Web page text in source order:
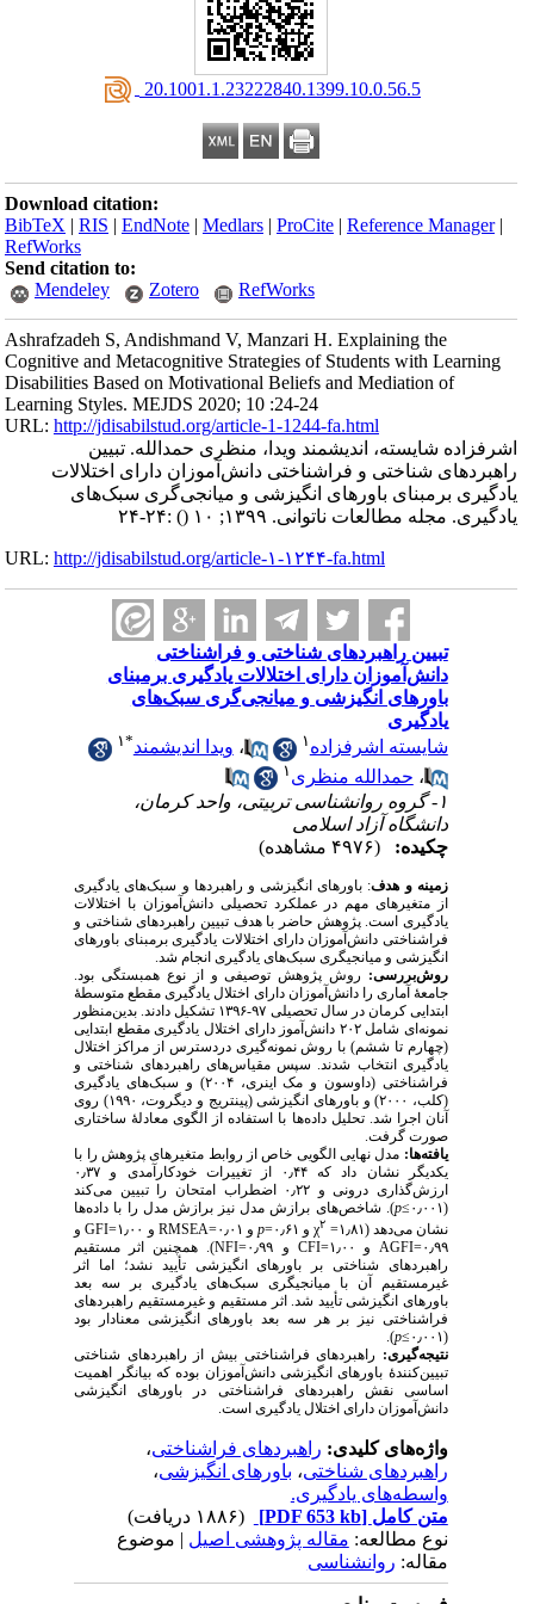
‎ 20.1001.1.23222840.1399.10.0.56.5
Download citation:
BibTeX |RIS |EndNote |Medlars |ProCite |Reference Manager
RefWorks
Send citation to:
Mendeley
Zotero RefWorks
Ashrafzadeh S, Andishmand V, Manzari H. Explaining the
Cognitive and Metacognitive Strategies of Students with Learning
Disabilities Based on Motivational Beliefs and Mediation of
Learning Styles. MEJDS 2020; 10 :24-24
URL:http://jdisabilstud.org/article-1-1244-fa.html
اشرفزاده شایسته، اندیشمند ویدا، منظری حمدالله. تبیین
راهبردهای شناختی و فراشناختی دانش‌آموزان دارای اختلالات
یادگیری برمبنای باورهای انگیزشی و میانجی‌گری سبک‌های
یادگیری. مجله مطالعات ناتوانی. ۱۳۹۹; ۱۰
() :۲۴-۲۴
URL:http://jdisabilstud.org/article-۱-۱۲۴۴-fa.html
تبیین راهبردهای شناختی و فراشناختی
دانش‌آموزان دارای اختلالات یادگیری برمبنای
باورهای انگیزشی و میانجی‌گری سبک‌های
یادگیری
شایسته اشرفزاده
،ویدا اندیشمند*۱
،حمدالله منظری
۱- گروه روانشناسی تربیتی، واحد کرمان،
دانشگاه آزاد اسلامی
چکیده:
زمینه و هدف: باورهای انگیزشی و راهبردها و سبک‌های یادگیری
از متغیرهای مهم در عملکرد تحصیلی دانش‌آموزان با اختلالات
یادگیری است. پژوهش حاضر با هدف تبیین راهبردهای شناختی و
فراشناختی دانش‌آموزان دارای اختلالات یادگیری برمبنای باورهای
انگیزشی و میانجیگری سبک‌های یادگیری انجام شد.
روش‌بررسی: روش پژوهش توصیفی و از نوع همبستگی بود.
جامعهٔ آماری را دانش‌آموزان دارای اختلال یادگیری مقطع متوسطهٔ
ابتدایی کرمان در سال تحصیلی ۹۷-۱۳۹۶ تشکیل دادند. بدین‌منظور
نمونه‌ای شامل ۲۰۲ دانش‌آموز دارای اختلال یادگیری مقطع ابتدایی
(چهارم تا ششم) با روش نمونه‌گیری دردسترس از مراکز اختلال
یادگیری انتخاب شدند. سپس مقیاس‌های راهبردهای شناختی و
فراشناختی (داوسون و مک اینری، ۲۰۰۴) و سبک‌های یادگیری
(کلب، ۲۰۰۰) و باورهای انگیزشی (پینتریج و دیگروت، ۱۹۹۰) روی
آنان اجرا شد. تحلیل داده‌ها با استفاده از الگوی معادلۀ ساختاری
صورت گرفت.
یافته‌ها:مدل نهایی الگویی خاص از روابط متغیرهای پژوهش را با
یکدیگر نشان داد که ۰٫۴۴ از تغییرات خودکارآمدی و ۰٫۳۷
ارزش‌گذاری درونی و ۰٫۲۲ اضطراب امتحان را تبیین می‌کند
p). شاخص‌های برازش مدل نیز برازش مدل را با داده‌ها
نشان می‌دهد (۱٫۸۱= χ
۲ و ۰٫۶۱= pو ۰٫۰۱= RMSEAو ۱٫۰۰= GFIو
۰٫۹۹= AGFIو ۱٫۰۰= CFIو ۰٫۹۹= NFI). همچنین اثر مستقیم
راهبردهای شناختی بر باورهای انگیزشی تأیید نشد؛ اما اثر
غیرمستقیم آن با میانجیگری سبک‌های یادگیری بر سه بعد
باورهای انگیزشی تأیید شد. اثر مستقیم و غیرمستقیم راهبردهای
فراشناختی نیز بر هر سه بعد باورهای انگیزشی معنادار بود
۰٫۰۰۱≥ p
).
نتیجه‌گیری:راهبردهای فراشناختی بیش از راهبردهای شناختی
تبیین‌کنندۀ باورهای انگیزشی دانش‌آموزان بوده که بیانگر اهمیت
اساسی نقش راهبردهای فراشناختی در باورهای انگیزشی
دانش‌آموزان دارای اختلال یادگیری است.
واژه‌های کلیدی:راهبردهای فراشناختی،
راهبردهای شناختی،باورهای انگیزشی،
واسطه‌های یادگیری.
متن کامل[PDF 653 kb]
نوع مطالعه:مقاله پژوهشی اصیل| موضوع
مقاله:روانشناسی